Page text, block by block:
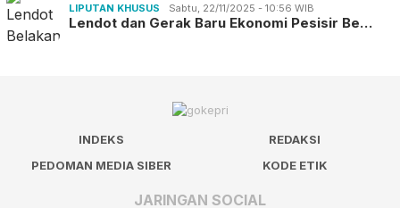
LIPUTAN KHUSUS Sabtu, 22/11/2025 - 10:56 WIB
Lendot dan Gerak Baru Ekonomi Pesisir Be…
INDEKS
REDAKSI
PEDOMAN MEDIA SIBER
KODE ETIK
JARINGAN SOCIAL